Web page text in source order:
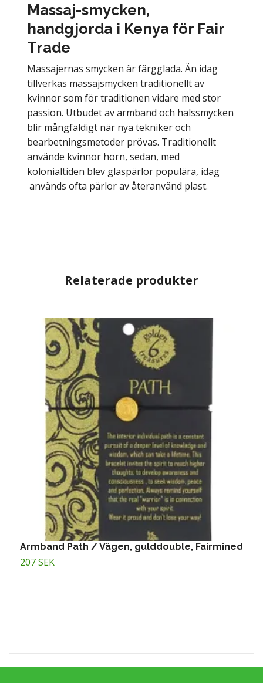
Massaj-smycken,
handgjorda i Kenya för Fair
Trade
Massajernas smycken är färgglada. Än idag
tillverkas massajsmycken traditionellt av
kvinnor som för traditionen vidare med stor
passion. Utbudet av armband och halssmycken
blir mångfaldigt när nya tekniker och
bearbetningsmetoder prövas. Traditionellt
använde kvinnor horn, sedan, med
kolonialtiden blev glaspärlor populära, idag
används ofta pärlor av återanvänd plast.
Armband Path / Vägen, gulddouble, Fairmined
207 SEK